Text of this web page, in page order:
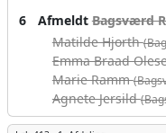
6 AfmeldtBagsværd
Matilde Hjorth
Emma Braad
Marie Ramm
Agnete Jersild